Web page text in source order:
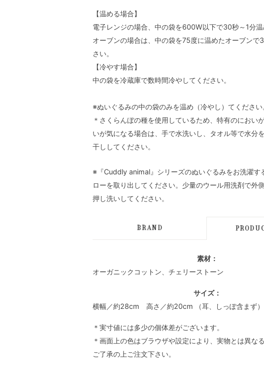
【温める場合】
電子レンジの場合、中の袋を600W以下で30秒～1分温
オーブンの場合は、中の袋を75度に温めたオーブンで
さい。
【冷やす場合】
中の袋を冷蔵庫で数時間冷やしてください。
※ぬいぐるみの中の袋のみを温め（冷やし）てください
＊さくらんぼの種を使用しているため、特有のにおい
いが気になる場合は、手で水洗いし、タオル等で水分
干ししてください。
※『Cuddly animal』シリーズのぬいぐるみをお洗濯す
ローを取り出してください。少量のウール用洗剤で外
押し洗いしてください。
BRAND
素材：
オーガニックコットン、チェリーストーン
サイズ：
横幅／約28cm 高さ／約20cm （耳、しっぽ含まず）
＊実寸値には多少の個体差がございます。
＊画面上の色はブラウザや設定により、実物とは異な
ご了承の上ご注文下さい。